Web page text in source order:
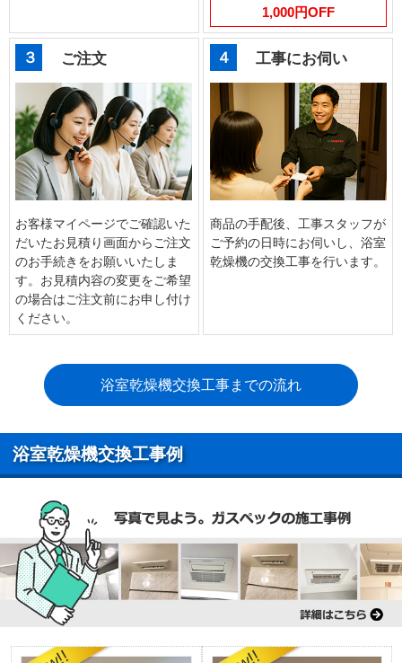
1,000円OFF
３ ご注文
お客様マイページでご確認いた
だいたお見積り画面からご注文
のお手続きをお願いいたしま
す。お見積内容の変更をご希望
の場合はご注文前にお申し付け
ください。
４ 工事にお伺い
商品の手配後、工事スタッフが
ご予約の日時にお伺いし、浴室
乾燥機の交換工事を行います。
浴室乾燥機交換工事までの流れ
浴室乾燥機交換工事例